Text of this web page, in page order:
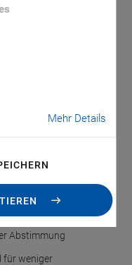
Mehr Details
Geometrien. Die
einen
Blick
Abstimmung
für weniger